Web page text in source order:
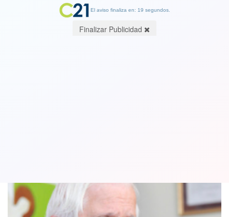
El aviso finaliza en: 19 segundos.
Finalizar Publicidad